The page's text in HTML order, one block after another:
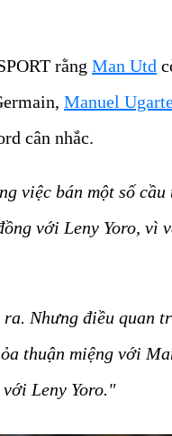
rằng Man Utd
Manuel
cân nhắc.
việc bán một số cầu
với Leny Yoro, vì
Nhưng điều quan
thuận miệng với
Leny Yoro."